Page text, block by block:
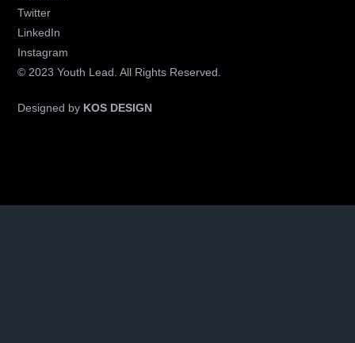
Twitter
LinkedIn
Instagram
© 2023 Youth Lead. All Rights Reserved.
Designed by KOS DESIGN